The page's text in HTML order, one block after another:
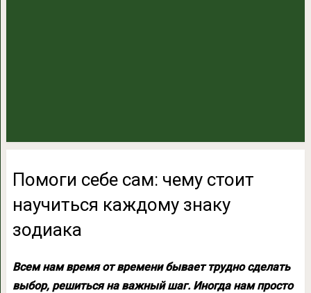
Помоги себе сам: чему стоит
научиться каждому знаку
зодиака
Всем нам время от времени бывает трудно сделать
выбор, решиться на важный шаг. Иногда нам просто